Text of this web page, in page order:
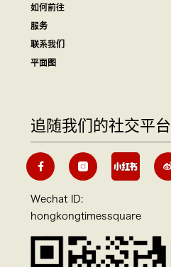
如何前往
服务
联系我们
平面图
追随我们的社交平台
Wechat ID:
hongkongtimessquare